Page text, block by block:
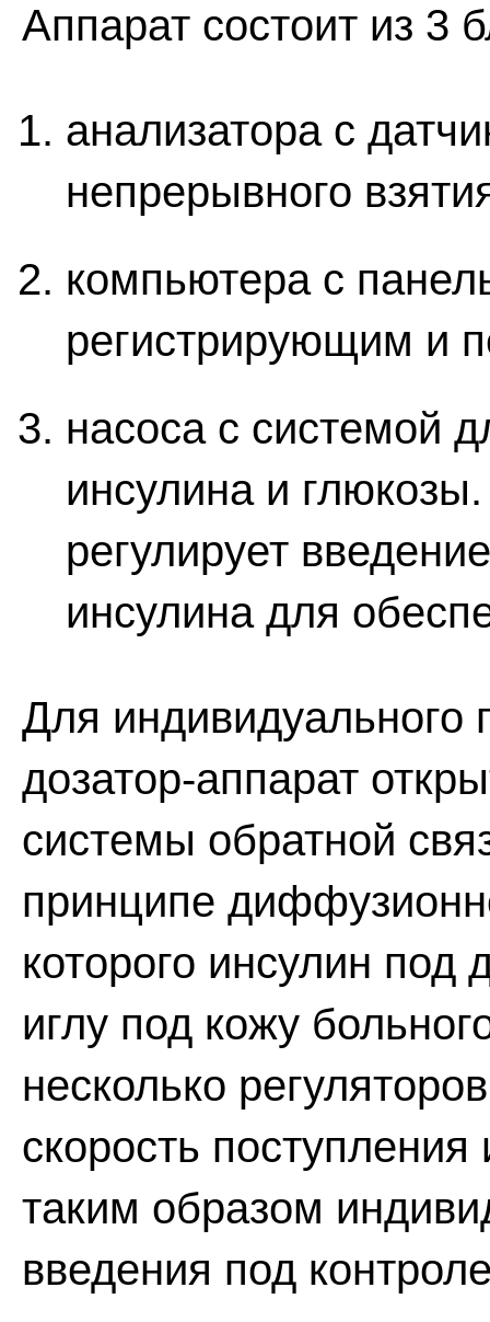
Аппарат состоит из 3
анализатора с
непрерывного
компьютера с
регистрирующим и
насоса с системой
инсулина и
регулирует
инсулина для
Для индивидуального
дозатор-аппарат
системы обратной
принципе
которого инсулин под
иглу под кожу
несколько
скорость
таким образом
введения под